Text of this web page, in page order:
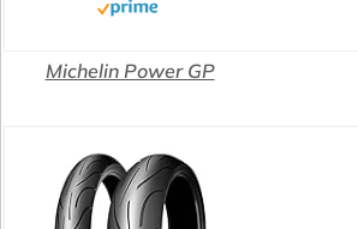
Michelin Power GP